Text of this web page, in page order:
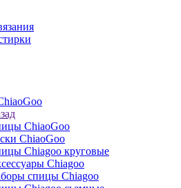
ChiaoGoo
ChiaoGoo
Сhiagoo круговые
Chiagoo
спицы Chiagoo